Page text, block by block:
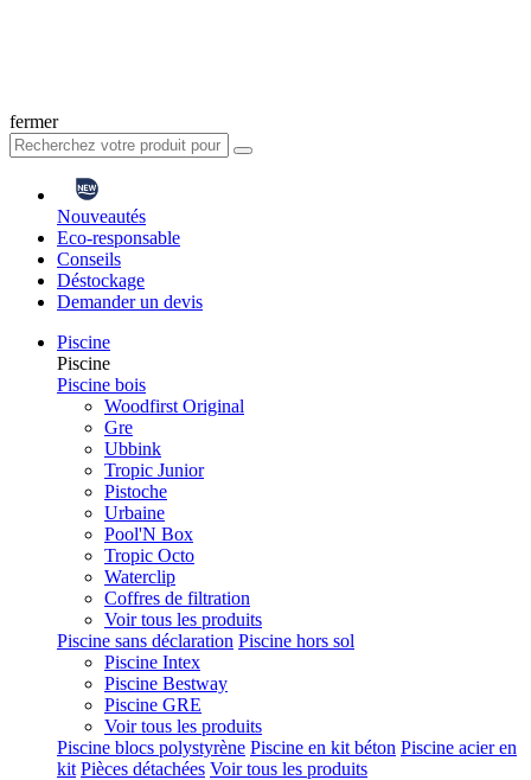
fermer
Nouveautés
Eco-responsable
Conseils
Déstockage
Demander un devis
Piscine
Piscine
Piscine bois
Woodfirst Original
Gre
Ubbink
Tropic Junior
Pistoche
Urbaine
Pool'N Box
Tropic Octo
Waterclip
Coffres de filtration
Voir tous les produits
Piscine sans déclaration Piscine hors sol
Piscine Intex
Piscine Bestway
Piscine GRE
Voir tous les produits
Piscine blocs polystyrène Piscine en kit béton Piscine acier en
kit Pièces détachées Voir tous les produits